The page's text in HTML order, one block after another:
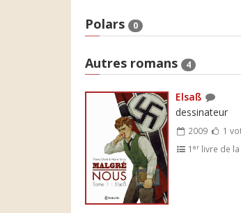
Polars 0
Autres romans 4
Elsaß
dessinateur
2009 1
1er livre de